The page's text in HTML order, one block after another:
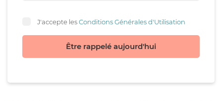
J'accepte lesConditions Générales d'Utilisation
Être rappelé aujourd'hui